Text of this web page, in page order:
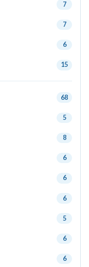
7
7
6
15
68
5
8
6
6
6
5
6
6